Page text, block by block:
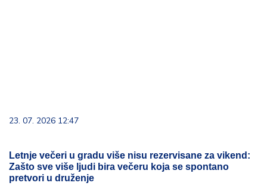
23. 07. 2026 12:47
Letnje večeri u gradu više nisu rezervisane za vikend:
Zašto sve više ljudi bira večeru koja se spontano
pretvori u druženje